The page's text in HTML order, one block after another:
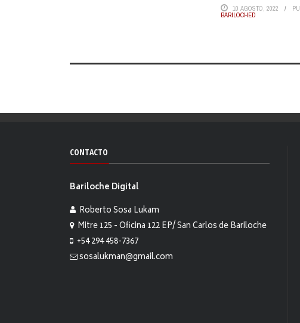
10 AGOSTO, 2022
BARILOCHED
CONTACTO
Bariloche Digital
Roberto Sosa Lukam
Mitre 125 - Oficina 122 EP/ San Carlos de Bariloche
+54 294 458-7367
sosalukman@gmail.com